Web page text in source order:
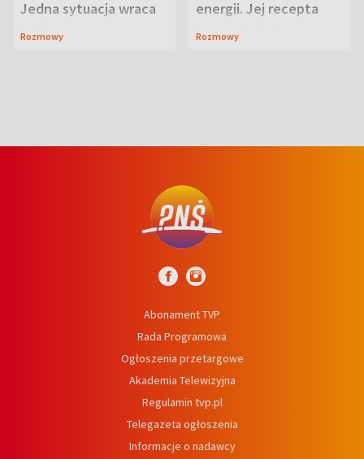
Jedna sytuacja wraca
jak bumerang
Rozmowy
energii. Jej recepta
jest zaskakująco
Rozmowy
Abonament TVP
Rada Programowa
Ogłoszenia przetargowe
Akademia Telewizyjna
Regulamin tvp.pl
Telegazeta ogłoszenia
Informacje o nadawcy